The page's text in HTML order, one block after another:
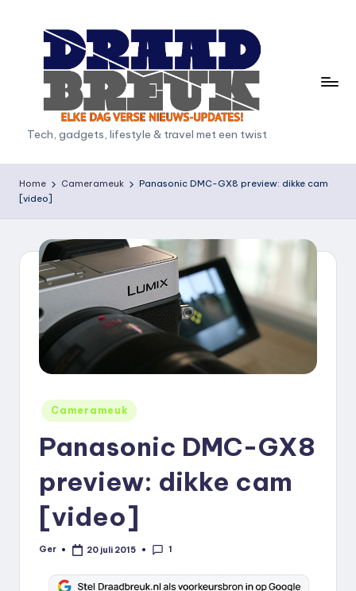
D
r
a
a
b
Tech, gadgets, lifestyle & travel met een twist
Home Camerameuk
Panasonic DMC-GX8 preview: dikke cam
[video]
Geplaatst
in
Camerameuk
Panasonic DMC-GX8
preview: dikke cam
[video]
Geplaatst
Ger 20 juli 2015 1